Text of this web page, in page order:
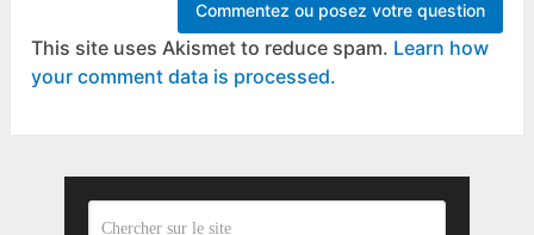
This site uses Akismet to reduce spam. Learn how
your comment data is processed.